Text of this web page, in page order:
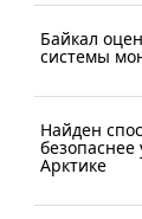
Байкал
системы
Найден
безопаснее
Арктике